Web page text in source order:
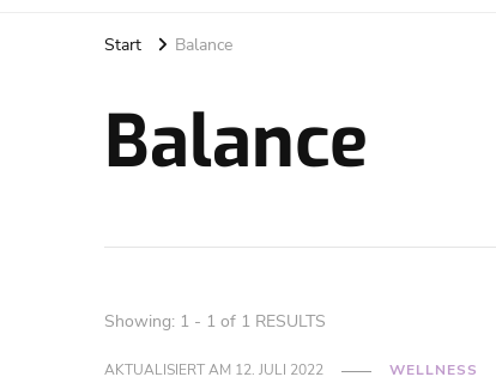
Start Balance
Balance
Showing: 1 - 1 of 1 RESULTS
AKTUALISIERT AM 12. JULI 2022 WELLNESS